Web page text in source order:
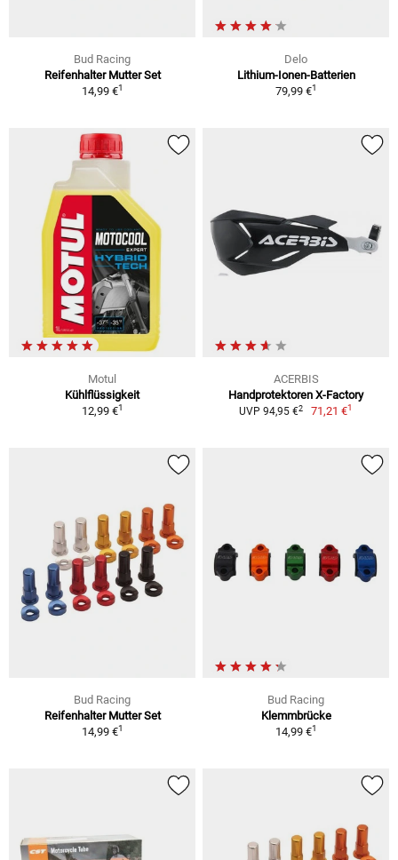
Bud Racing
Reifenhalter Mutter Set
14,99 €1
Delo
Lithium-Ionen-Batterien
79,99 €1
Motul
Kühlflüssigkeit
12,99 €1
ACERBIS
Handprotektoren X-Factory
UVP 94,95 €2 71,21 €1
Bud Racing
Reifenhalter Mutter Set
14,99 €1
Bud Racing
Klemmbrücke
14,99 €1